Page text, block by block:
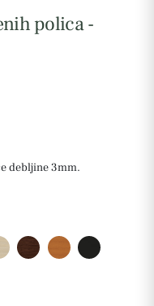
polica -
debljine 3mm.